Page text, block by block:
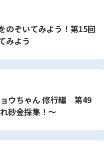
のぞいてみよう！第15回
みよう
ウちゃん 修行編 第49
砂金採集！～